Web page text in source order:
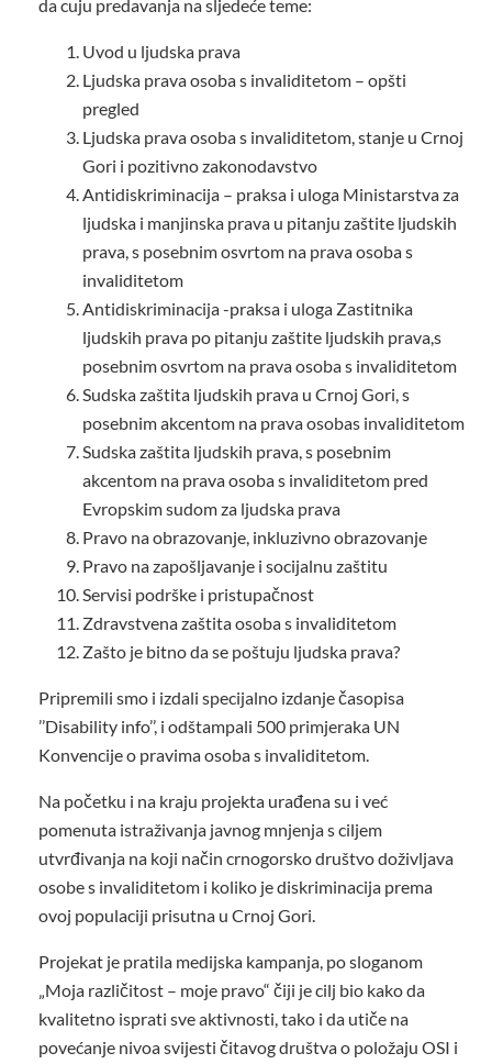
da cuju predavanja na sljedeće teme:
Uvod u ljudska prava
Ljudska prava osoba s invaliditetom – opšti
pregled
Ljudska prava osoba s invaliditetom, stanje u Crnoj
Gori i pozitivno zakonodavstvo
Antidiskriminacija – praksa i uloga Ministarstva za
ljudska i manjinska prava u pitanju zaštite ljudskih
prava, s posebnim osvrtom na prava osoba s
invaliditetom
Antidiskriminacija -praksa i uloga Zastitnika
ljudskih prava po pitanju zaštite ljudskih prava,s
posebnim osvrtom na prava osoba s invaliditetom
Sudska zaštita ljudskih prava u Crnoj Gori, s
posebnim akcentom na prava osobas invaliditetom
Sudska zaštita ljudskih prava, s posebnim
akcentom na prava osoba s invaliditetom pred
Evropskim sudom za ljudska prava
Pravo na obrazovanje, inkluzivno obrazovanje
Pravo na zapošljavanje i socijalnu zaštitu
Servisi podrške i pristupačnost
Zdravstvena zaštita osoba s invaliditetom
Zašto je bitno da se poštuju ljudska prava?
Pripremili smo i izdali specijalno izdanje časopisa
’’Disability info’’, i odštampali 500 primjeraka UN
Konvencije o pravima osoba s invaliditetom.
Na početku i na kraju projekta urađena su i već
pomenuta istraživanja javnog mnjenja s ciljem
utvrđivanja na koji način crnogorsko društvo doživljava
osobe s invaliditetom i koliko je diskriminacija prema
ovoj populaciji prisutna u Crnoj Gori.
Projekat je pratila medijska kampanja, po sloganom
„Moja različitost – moje pravo“ čiji je cilj bio kako da
kvalitetno isprati sve aktivnosti, tako i da utiče na
povećanje nivoa svijesti čitavog društva o položaju OSI i